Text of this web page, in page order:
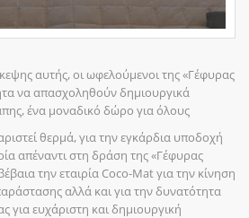
αυτής, οι ωφελούμενοι της «Γέφυρας
να απασχοληθούν δημιουργικά
ένα μοναδικό δώρο για όλους
θερμά, για την εγκάρδια υποδοχή
απέναντι στη δράση της «Γέφυρας
την εταιρία Coco-Mat για την κίνηση
αλλά και για την δυνατότητα
για ευχάριστη και δημιουργική